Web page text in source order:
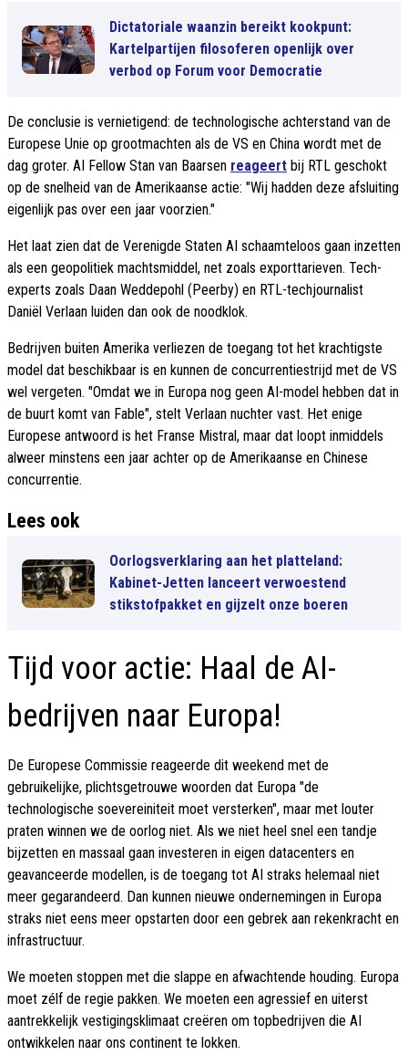
Dictatoriale waanzin bereikt kookpunt:
Kartelpartijen filosoferen openlijk over
verbod op Forum voor Democratie
De conclusie is vernietigend: de technologische achterstand van de
Europese Unie op grootmachten als de VS en China wordt met de
dag groter. AI Fellow Stan van Baarsen reageert bij RTL geschokt
op de snelheid van de Amerikaanse actie: "Wij hadden deze afsluiting
eigenlijk pas over een jaar voorzien."
Het laat zien dat de Verenigde Staten AI schaamteloos gaan inzetten
als een geopolitiek machtsmiddel, net zoals exporttarieven. Tech-
experts zoals Daan Weddepohl (Peerby) en RTL-techjournalist
Daniël Verlaan luiden dan ook de noodklok.
Bedrijven buiten Amerika verliezen de toegang tot het krachtigste
model dat beschikbaar is en kunnen de concurrentiestrijd met de VS
wel vergeten. "Omdat we in Europa nog geen AI-model hebben dat in
de buurt komt van Fable", stelt Verlaan nuchter vast. Het enige
Europese antwoord is het Franse Mistral, maar dat loopt inmiddels
alweer minstens een jaar achter op de Amerikaanse en Chinese
concurrentie.
Lees ook
Oorlogsverklaring aan het platteland:
Kabinet-Jetten lanceert verwoestend
stikstofpakket en gijzelt onze boeren
Tijd voor actie: Haal de AI-
bedrijven naar Europa!
De Europese Commissie reageerde dit weekend met de
gebruikelijke, plichtsgetrouwe woorden dat Europa "de
technologische soevereiniteit moet versterken", maar met louter
praten winnen we de oorlog niet. Als we niet heel snel een tandje
bijzetten en massaal gaan investeren in eigen datacenters en
geavanceerde modellen, is de toegang tot AI straks helemaal niet
meer gegarandeerd. Dan kunnen nieuwe ondernemingen in Europa
straks niet eens meer opstarten door een gebrek aan rekenkracht en
infrastructuur.
We moeten stoppen met die slappe en afwachtende houding. Europa
moet zélf de regie pakken. We moeten een agressief en uiterst
aantrekkelijk vestigingsklimaat creëren om topbedrijven die AI
ontwikkelen naar ons continent te lokken.